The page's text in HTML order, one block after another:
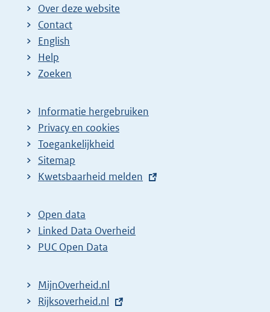
Over deze website
Contact
English
Help
Zoeken
Informatie hergebruiken
Privacy en cookies
Toegankelijkheid
Sitemap
E
t
e
r
l
i
Kwetsbaarheid melden
Open data
Linked Data Overheid
PUC Open Data
MijnOverheid.nl
E
Rijksoverheid.nl